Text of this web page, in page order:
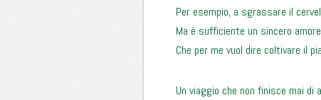
Per esempio, a sgrassare il
Ma è sufficiente un sincero
Che per me vuol dire coltivare il
Un viaggio che non finisce mai di